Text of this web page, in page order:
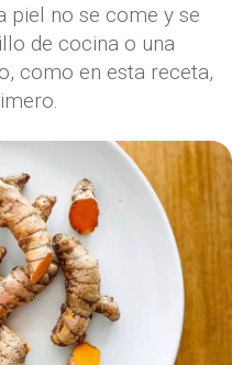
piel no se come y se
de cocina o una
como en esta receta,